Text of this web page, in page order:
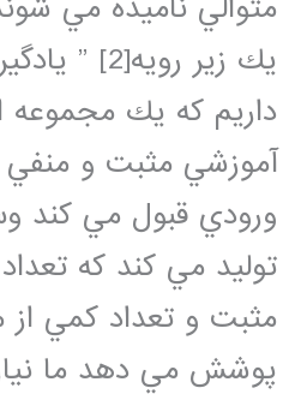
داريم كه يك مجموعه
آموزشي مثبت و منفي
ورودي قبول مي كند
توليد مي كند كه
مثبت و تعداد كمي از
پوشش مي دهد ما